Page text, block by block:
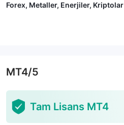
Forex, Metaller, Enerjiler, Kriptolar
MT4/5
Tam Lisans MT4